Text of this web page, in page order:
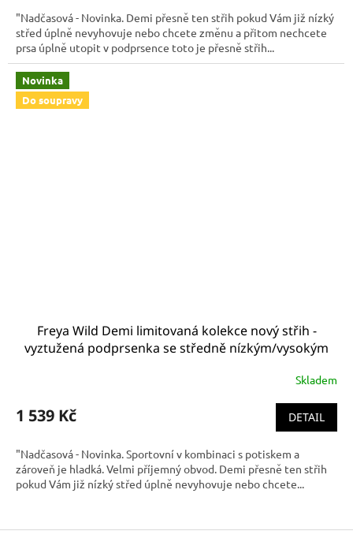
"Nadčasová - Novinka. Demi přesně ten střih pokud Vám již nízký
střed úplně nevyhovuje nebo chcete změnu a přitom nechcete
prsa úplně utopit v podprsence toto je přesně střih...
Novinka
Do soupravy
Freya Wild Demi limitovaná kolekce nový střih -
vyztužená podprsenka se středně nízkým/vysokým
Skladem
1 539 Kč DETAIL
"Nadčasová - Novinka. Sportovní v kombinaci s potiskem a
zároveň je hladká. Velmi příjemný obvod. Demi přesně ten střih
pokud Vám již nízký střed úplně nevyhovuje nebo chcete...
Z